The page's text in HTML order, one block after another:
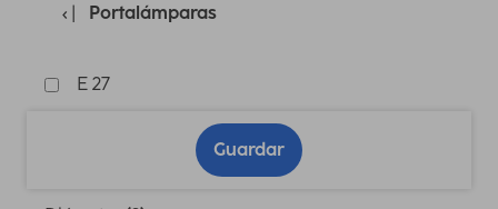
Portalámparas
E 27
Guardar